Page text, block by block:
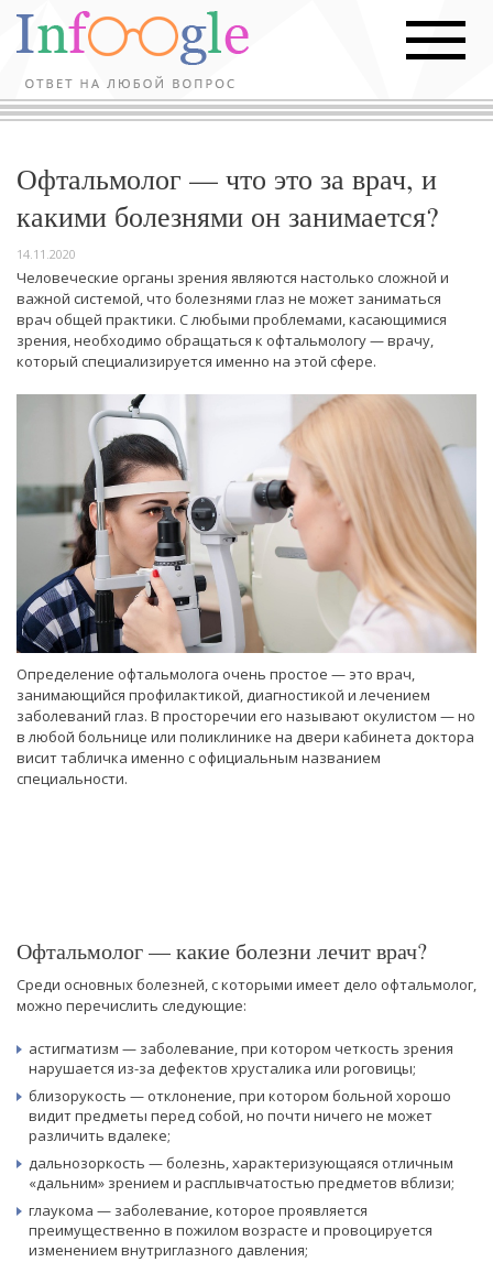
Офтальмолог — что это за врач, и
какими болезнями он занимается?
14.11.2020
Человеческие органы зрения являются настолько сложной и
важной системой, что болезнями глаз не может заниматься
врач общей практики. С любыми проблемами, касающимися
зрения, необходимо обращаться к офтальмологу — врачу,
который специализируется именно на этой сфере.
Определение офтальмолога очень простое — это врач,
занимающийся профилактикой, диагностикой и лечением
заболеваний глаз. В просторечии его называют окулистом — но
в любой больнице или поликлинике на двери кабинета доктора
висит табличка именно с официальным названием
специальности.
Офтальмолог — какие болезни лечит врач?
Среди основных болезней, с которыми имеет дело офтальмолог,
можно перечислить следующие:
астигматизм — заболевание, при котором четкость зрения
нарушается из-за дефектов хрусталика или роговицы;
близорукость — отклонение, при котором больной хорошо
видит предметы перед собой, но почти ничего не может
различить вдалеке;
дальнозоркость — болезнь, характеризующаяся отличным
«дальним» зрением и расплывчатостью предметов вблизи;
глаукома — заболевание, которое проявляется
преимущественно в пожилом возрасте и провоцируется
изменением внутриглазного давления;